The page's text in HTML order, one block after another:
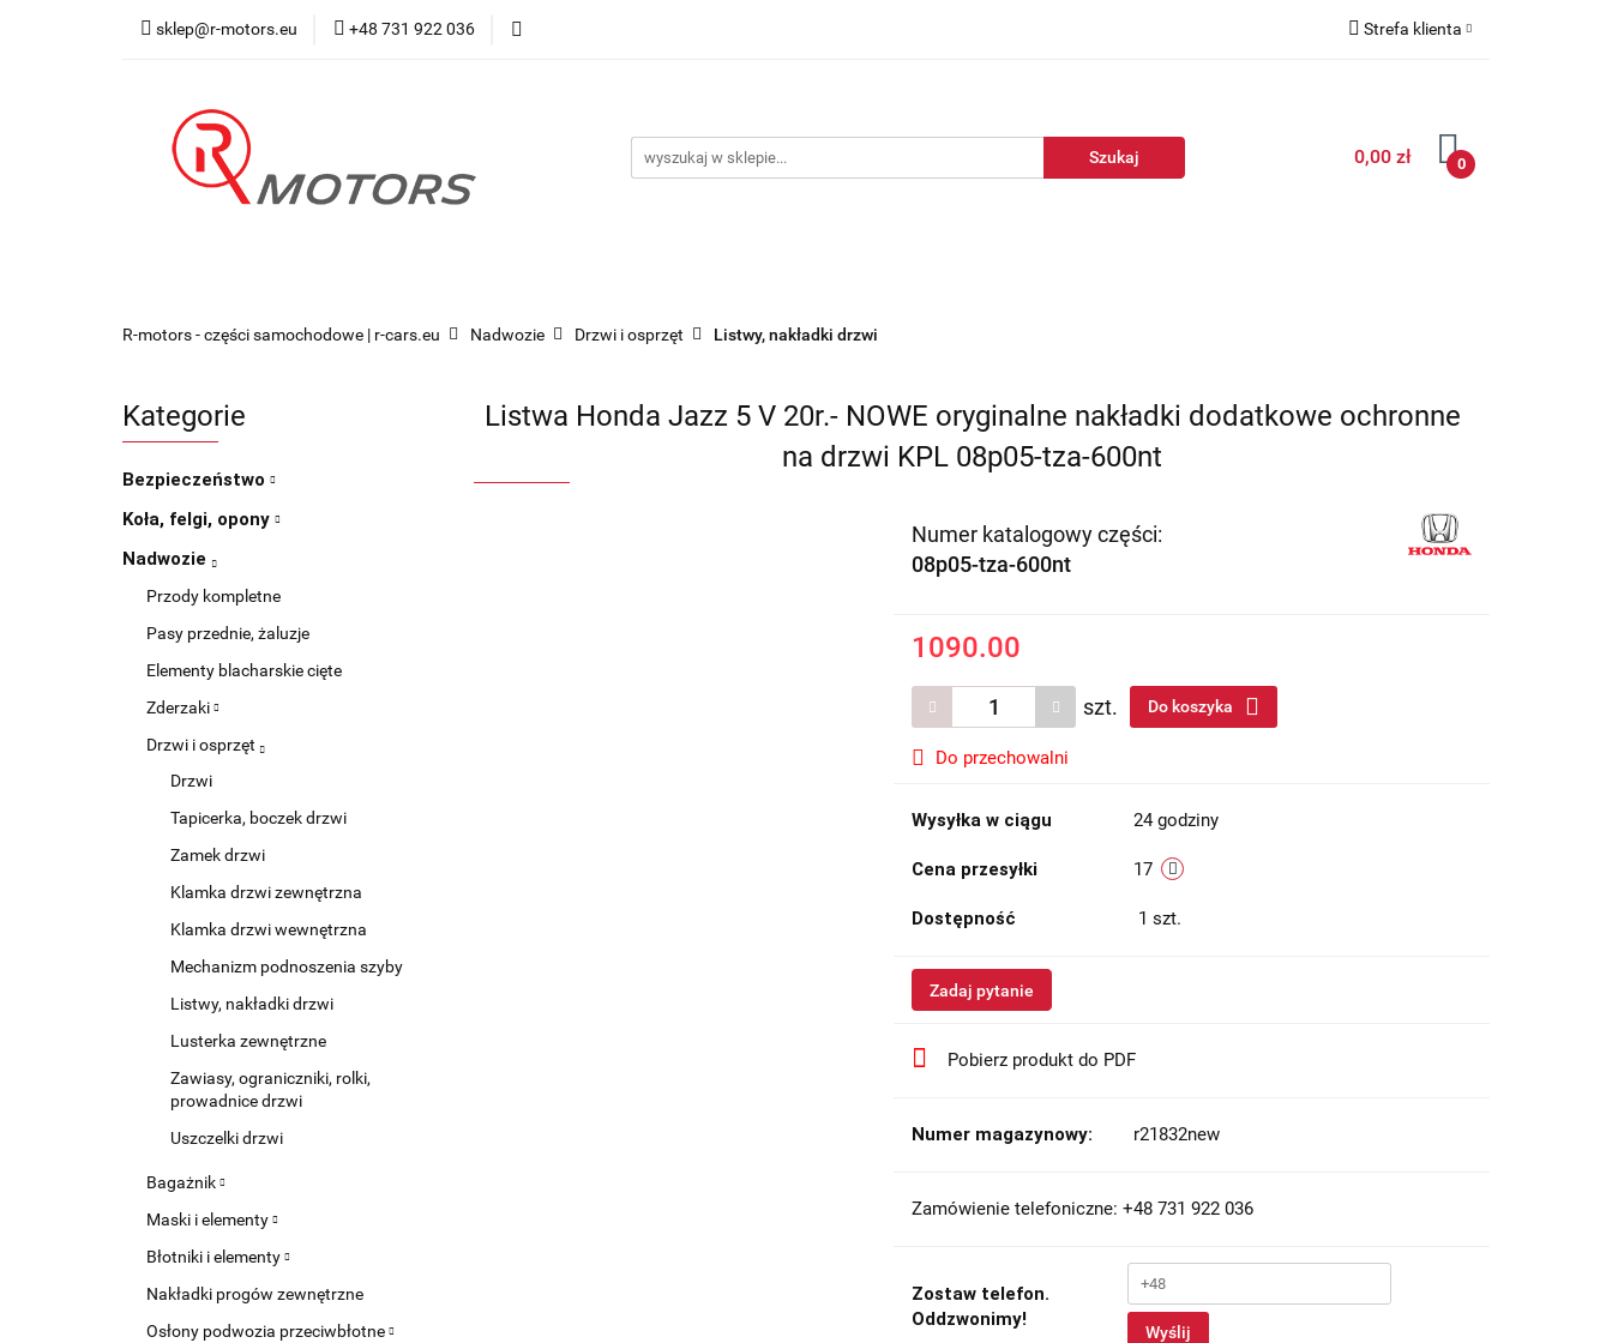
sklep@r-motors.eu +48 731 922 036 Strefa klienta
Dodaj zgłoszenie
0,00 zł 0
R-motors - części samochodowe | r-cars.eu Nadwozie Drzwi i osprzęt Listwy, nakładki drzwi
Kategorie
Bezpieczeństwo
Koła, felgi, opony
Nadwozie
Przody kompletne
Pasy przednie, żaluzje
Elementy blacharskie cięte
Zderzaki
Drzwi i osprzęt
Drzwi
Tapicerka, boczek drzwi
Zamek drzwi
Klamka drzwi zewnętrzna
Klamka drzwi wewnętrzna
Mechanizm podnoszenia szyby
Listwy, nakładki drzwi
Lusterka zewnętrzne
Zawiasy, ograniczniki, rolki,
prowadnice drzwi
Uszczelki drzwi
Bagażnik
Maski i elementy
Błotniki i elementy
Nakładki progów zewnętrzne
Osłony podwozia przeciwbłotne
Listwa Honda Jazz 5 V 20r.- NOWE oryginalne nakładki dodatkowe ochronne
na drzwi KPL 08p05-tza-600nt
Numer katalogowy części:
08p05-tza-600nt
1090.00
szt. Do koszyka
Do przechowalni
Wysyłka w ciągu 24 godziny
Cena przesyłki 17
Dostępność 1 szt.
Zadaj pytanie
Pobierz produkt do PDF
Numer magazynowy: r21832new
Zamówienie telefoniczne: +48 731 922 036
Zostaw telefon.
Oddzwonimy!
Wyślij